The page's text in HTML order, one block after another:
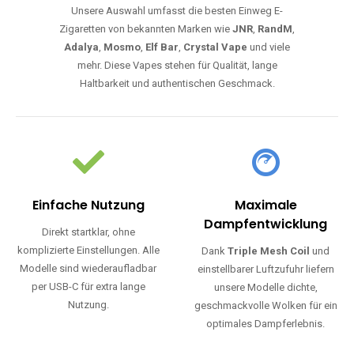
Unsere Auswahl umfasst die besten Einweg E-
Zigaretten von bekannten Marken wie JNR, RandM,
Adalya, Mosmo, Elf Bar, Crystal Vape und viele
mehr. Diese Vapes stehen für Qualität, lange
Haltbarkeit und authentischen Geschmack.
Einfache Nutzung
Direkt startklar, ohne
komplizierte Einstellungen. Alle
Modelle sind wiederaufladbar
per USB-C für extra lange
Nutzung.
Maximale
Dampfentwicklung
DankTriple Mesh Coil und
einstellbarer Luftzufuhr liefern
unsere Modelle dichte,
geschmackvolle Wolken für ein
optimales Dampferlebnis.